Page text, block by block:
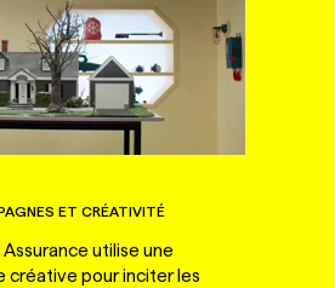
ET CRÉATIVITÉ
utilise une
créative pour inciter les